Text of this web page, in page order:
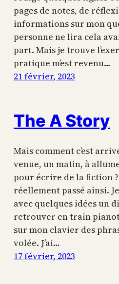
pages de notes, de
informations sur mon
personne ne lira cela
part. Mais je trouve
pratique m’est revenu…
21 février, 2023
The A Story
Mais comment c’est
venue, un matin, à
pour écrire de la fiction ?
réellement passé ainsi.
avec quelques idées un
retrouver en train
sur mon clavier des
volée. J’ai…
17 février, 2023